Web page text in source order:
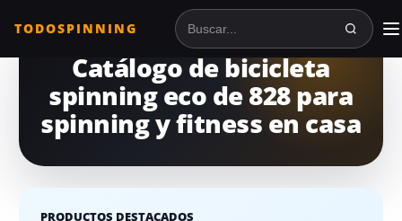
TODOSPINNING Buscar en TodoSpinning
Catálogo de bicicleta
spinning eco de 828 para
spinning y fitness en casa
PRODUCTOS DESTACADOS